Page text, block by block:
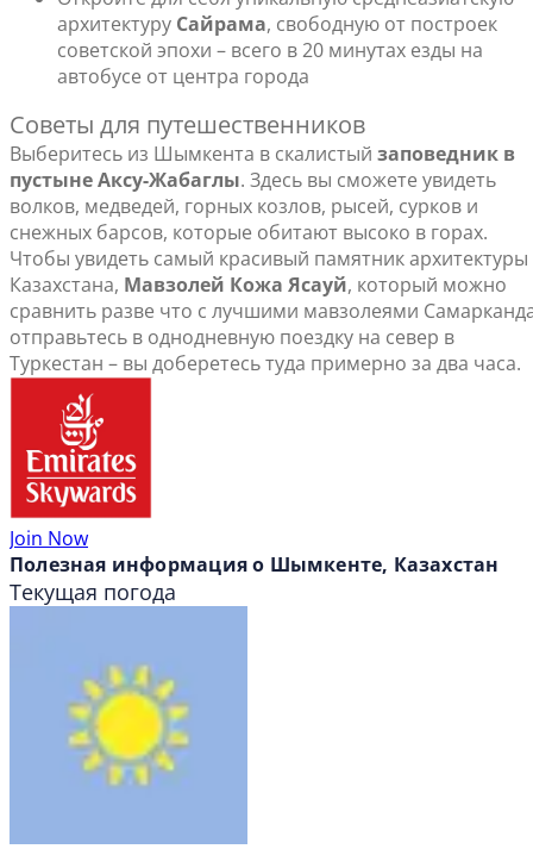
архитектуру Сайрама, свободную от построек
советской эпохи – всего в 20 минутах езды на
автобусе от центра города
Советы для путешественников
Выберитесь из Шымкента в скалистый заповедник в
пустыне Аксу-Жабаглы. Здесь вы сможете увидеть
волков, медведей, горных козлов, рысей, сурков и
снежных барсов, которые обитают высоко в горах.
Чтобы увидеть самый красивый памятник архитектуры
Казахстана, Мавзолей Кожа Ясауй, который можно
сравнить разве что с лучшими мавзолеями
отправьтесь в однодневную поездку на север в
Туркестан – вы доберетесь туда примерно за два часа.
Join Now
Полезная информация о Шымкенте, Казахстан
Текущая погода